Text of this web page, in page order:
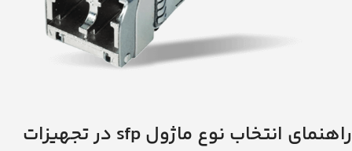
راهنمای انتخاب نوع ماژولsfp در تجهیزات